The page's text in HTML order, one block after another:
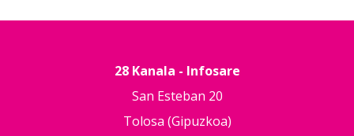
28 Kanala - Infosare
San Esteban 20
Tolosa (Gipuzkoa)